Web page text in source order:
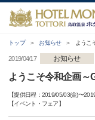
トップ お知らせ ようこ
2019/04/17 お知らせ
ようこそ令和企画～
【提供日程： 2019/05/03(金)〜
【イベント・フェア】